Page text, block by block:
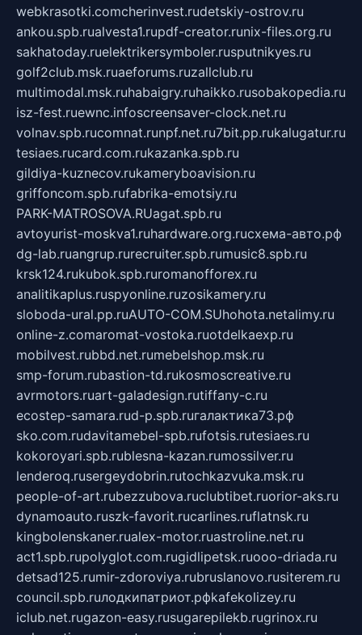
webkrasotki.comcherinvest.rudetskiy-ostrov.ru
ankou.spb.rualvesta1.rupdf-creator.runix-files.org.ru
sakhatoday.ruelektrikersymboler.rusputnikyes.ru
golf2club.msk.ruaeforums.ruzallclub.ru
multimodal.msk.ruhabaigry.ruhaikko.rusobakopedia.ru
isz-fest.ruewnc.infoscreensaver-clock.net.ru
volnav.spb.rucomnat.runpf.net.ru7bit.pp.rukalugatur.ru
tesiaes.rucard.com.rukazanka.spb.ru
gildiya-kuznecov.rukameryboavision.ru
griffoncom.spb.rufabrika-emotsiy.ru
PARK-MATROSOVA.RUagat.spb.ru
avtoyurist-moskva1.ruhardware.org.ruсхема-авто.рф
dg-lab.ruangrup.rurecruiter.spb.rumusic8.spb.ru
krsk124.rukubok.spb.ruromanofforex.ru
analitikaplus.ruspyonline.ruzosikamery.ru
sloboda-ural.pp.ruAUTO-COM.SUhohota.netalimy.ru
online-z.comaromat-vostoka.ruotdelkaexp.ru
mobilvest.rubbd.net.rumebelshop.msk.ru
smp-forum.rubastion-td.rukosmoscreative.ru
avrmotors.ruart-galadesign.rutiffany-c.ru
ecostep-samara.rud-p.spb.ruгалактика73.рф
sko.com.rudavitamebel-spb.rufotsis.rutesiaes.ru
kokoroyari.spb.rublesna-kazan.rumossilver.ru
lenderoq.rusergeydobrin.rutochkazvuka.msk.ru
people-of-art.rubezzubova.ruclubtibet.ruorior-aks.ru
dynamoauto.ruszk-favorit.rucarlines.ruflatnsk.ru
kingbolenskaner.rualex-motor.ruastroline.net.ru
act1.spb.rupolyglot.com.rugidlipetsk.ruooo-driada.ru
detsad125.rumir-zdoroviya.rubruslanovo.rusiterem.ru
council.spb.ruлодкипатриот.рфkafekolizey.ru
iclub.net.rugazon-easy.rusugarepilekb.rugrinox.ru